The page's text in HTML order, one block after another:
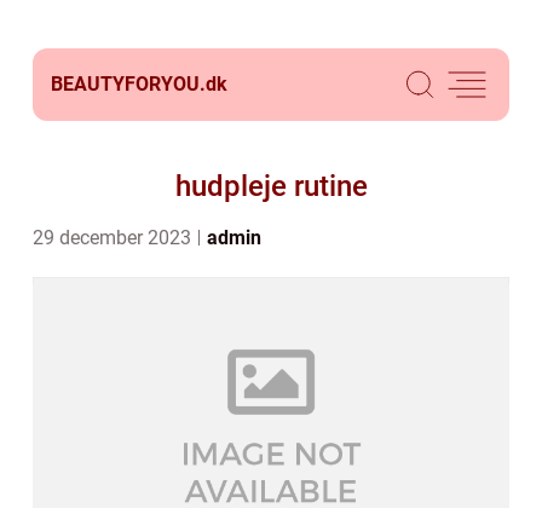
BEAUTYFORYOU.dk
hudpleje rutine
29 december 2023 admin